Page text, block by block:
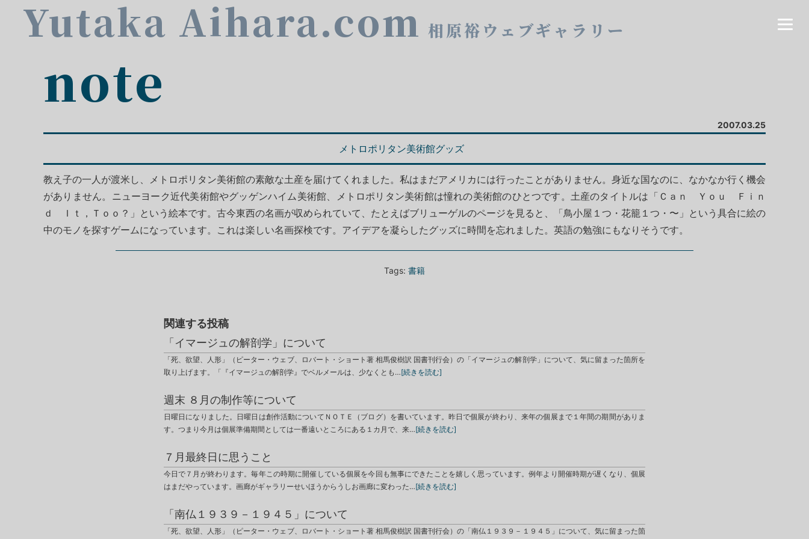
Yutaka Aihara.com 相原裕ウェブギャラリー
note
2007.03.25
メトロポリタン美術館グッズ
教え子の一人が渡米し、メトロポリタン美術館の素敵な土産を届けてくれました。私はまだアメリカには行ったことがありません。身近な国なのに、なかなか行く機会
がありません。ニューヨーク近代美術館やグッゲンハイム美術館、メトロポリタン美術館は憧れの美術館のひとつです。土産のタイトルは「Ｃａｎ Ｙｏｕ Ｆｉｎ
ｄ Ｉｔ，Ｔｏｏ？」という絵本です。古今東西の名画が収められていて、たとえばブリューゲルのページを見ると、「鳥小屋１つ・花籠１つ・〜」という具合に絵の
中のモノを探すゲームになっています。これは楽しい名画探検です。アイデアを凝らしたグッズに時間を忘れました。英語の勉強にもなりそうです。
Tags: 書籍
関連する投稿
「イマージュの解剖学」について
「死、欲望、人形」（ピーター・ウェブ、ロバート・ショート著 相馬俊樹訳 国書刊行会）の「イマージュの解剖学」について、気に留まった箇所を
取り上げます。「『イマージュの解剖学』でベルメールは、少なくとも…[続きを読む]
週末 ８月の制作等について
日曜日になりました。日曜日は創作活動についてＮＯＴＥ（ブログ）を書いています。昨日で個展が終わり、来年の個展まで１年間の期間がありま
す。つまり今月は個展準備期間としては一番遠いところにある１カ月で、来…[続きを読む]
７月最終日に思うこと
今日で７月が終わります。毎年この時期に開催している個展を今回も無事にできたことを嬉しく思っています。例年より開催時期が遅くなり、個展
はまだやっています。画廊がギャラリーせいほうからうしお画廊に変わった…[続きを読む]
「南仏１９３９－１９４５」について
「死、欲望、人形」（ピーター・ウェブ、ロバート・ショート著 相馬俊樹訳 国書刊行会）の「南仏１９３９－１９４５」について、気に留まった箇